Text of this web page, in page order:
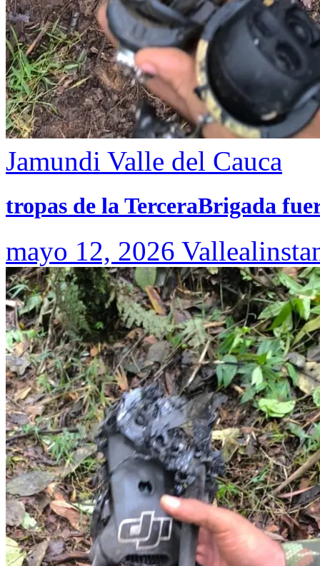
Jamundi Valle del Cauca
tropas de la TerceraBrigada
mayo 12, 2026